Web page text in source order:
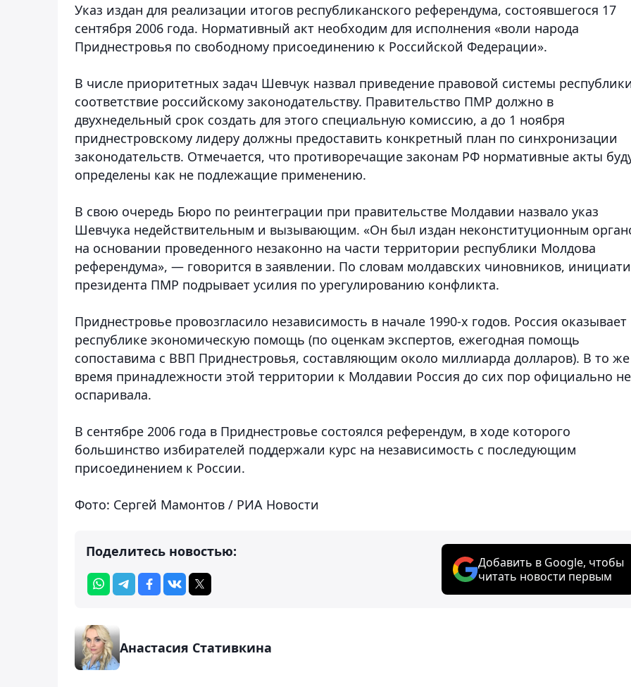
Указ издан для реализации итогов республиканского референдума, состоявшегося 17
сентября 2006 года. Нормативный акт необходим для исполнения «воли народа
Приднестровья по свободному присоединению к Российской Федерации».
В числе приоритетных задач Шевчук назвал приведение правовой системы
соответствие российскому законодательству. Правительство ПМР должно в
двухнедельный срок создать для этого специальную комиссию, а до 1 ноября
приднестровскому лидеру должны предоставить конкретный план по синхронизации
законодательств. Отмечается, что противоречащие законам РФ нормативные акты
определены как не подлежащие применению.
В свою очередь Бюро по реинтеграции при правительстве Молдавии назвало указ
Шевчука недействительным и вызывающим. «Он был издан неконституционным
на основании проведенного незаконно на части территории республики Молдова
референдума», — говорится в заявлении. По словам молдавских чиновников,
президента ПМР подрывает усилия по урегулированию конфликта.
Приднестровье провозгласило независимость в начале 1990-х годов. Россия оказывает
республике экономическую помощь (по оценкам экспертов, ежегодная помощь
сопоставима с ВВП Приднестровья, составляющим около миллиарда долларов). В то же
время принадлежности этой территории к Молдавии Россия до сих пор официально не
оспаривала.
В сентябре 2006 года в Приднестровье состоялся референдум, в ходе которого
большинство избирателей поддержали курс на независимость с последующим
присоединением к России.
Фото: Сергей Мамонтов / РИА Новости
Поделитесь новостью:
Добавить в Google, чтобы
читать новости первым
Анастасия Стативкина